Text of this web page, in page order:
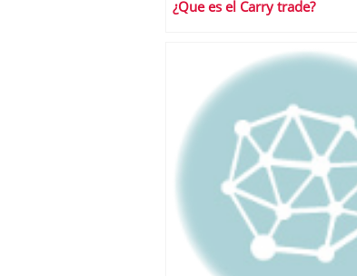
¿Que es el Carry trade?